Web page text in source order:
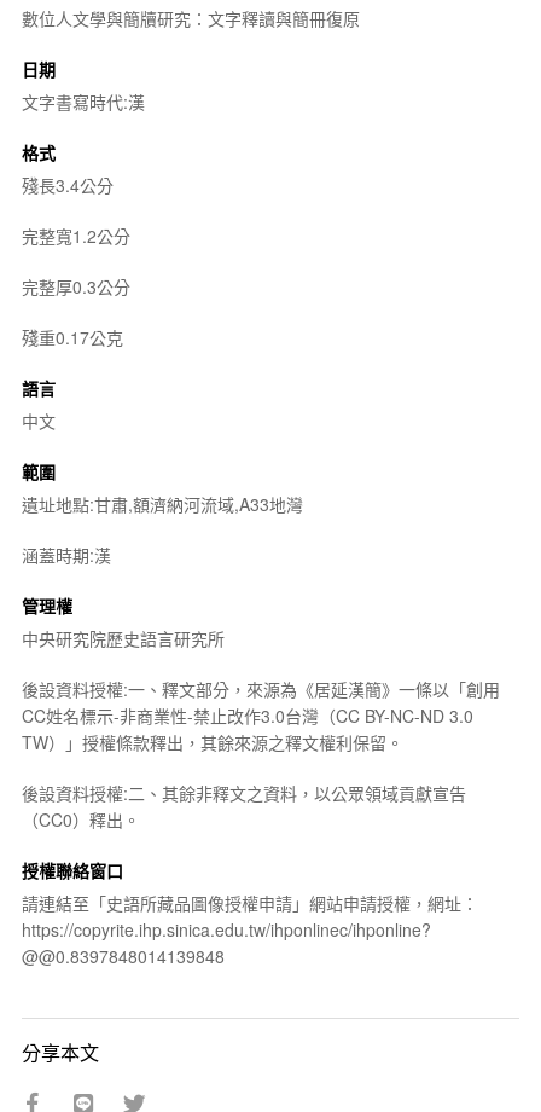
數位人文學與簡牘研究：文字釋讀與簡冊復原
日期
文字書寫時代:漢
格式
殘長3.4公分
完整寬1.2公分
完整厚0.3公分
殘重0.17公克
語言
中文
範圍
遺址地點:甘肅,額濟納河流域,A33地灣
涵蓋時期:漢
管理權
中央研究院歷史語言研究所
後設資料授權:一、釋文部分，來源為《居延漢簡》一條以「創用
CC姓名標示-非商業性-禁止改作3.0台灣（CC BY-NC-ND 3.0
TW）」授權條款釋出，其餘來源之釋文權利保留。
後設資料授權:二、其餘非釋文之資料，以公眾領域貢獻宣告
（CC0）釋出。
授權聯絡窗口
請連結至「史語所藏品圖像授權申請」網站申請授權，網址：
https://copyrite.ihp.sinica.edu.tw/ihponlinec/ihponline?
@@0.8397848014139848
分享本文